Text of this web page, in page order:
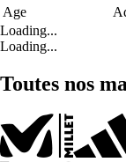
Age
Loading...
Loading...
Toutes nos